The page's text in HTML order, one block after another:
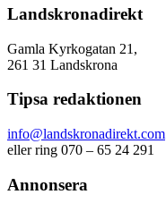
Landskronadirekt
Gamla Kyrkogatan 21,
261 31 Landskrona
Tipsa redaktionen
info@landskronadirekt.com
eller ring 070 – 65 24 291
Annonsera